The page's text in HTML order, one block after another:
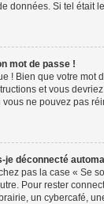
données. Si tel était
mot de passe !
! Bien que votre mot
et vous
ne pouvez pas
je déconnecté
pas la case « Se
Pour rester
un cybercafé,